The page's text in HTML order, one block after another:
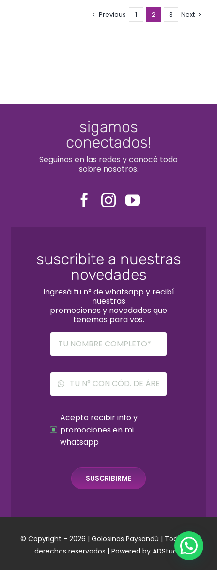
Previous 1 2 3 Next
sigamos
conectados!
Seguinos en las redes y conocé todo
sobre nosotros.
suscribite a nuestras
novedades
Ingresá tu n° de whatsapp y recibí
nuestras
promociones y novedades que
tenemos para vos.
Acepto recibir info y
promociones en mi
whatsapp
SUSCRIBIRME
© Copyright - 2026 | Golosinas Paysandú | Todos los
derechos reservados | Powered by ADStudio
¿En que podemos ayudarte?